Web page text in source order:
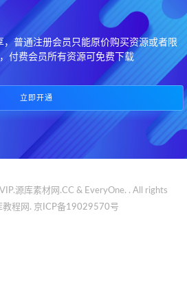
普通注册会员只能原价购买资源或者限
付费会员所有资源可免费下载
立即开通
源库素材网.CC & EveryOne. . All rights
教程网. 京ICP备19029570号